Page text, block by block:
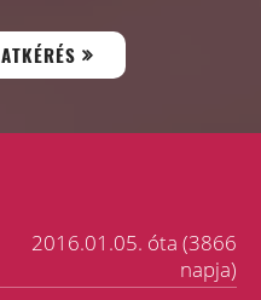
2016.01.05. óta (3866
napja)